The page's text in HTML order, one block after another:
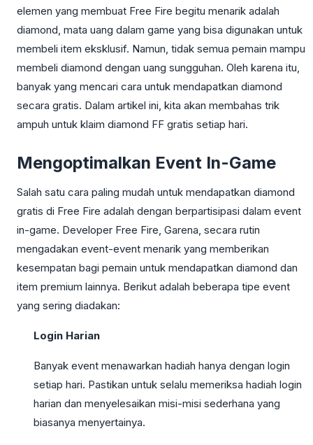
elemen yang membuat Free Fire begitu menarik adalah
diamond, mata uang dalam game yang bisa digunakan untuk
membeli item eksklusif. Namun, tidak semua pemain mampu
membeli diamond dengan uang sungguhan. Oleh karena itu,
banyak yang mencari cara untuk mendapatkan diamond
secara gratis. Dalam artikel ini, kita akan membahas trik
ampuh untuk klaim diamond FF gratis setiap hari.
Mengoptimalkan Event In-Game
Salah satu cara paling mudah untuk mendapatkan diamond
gratis di Free Fire adalah dengan berpartisipasi dalam event
in-game. Developer Free Fire, Garena, secara rutin
mengadakan event-event menarik yang memberikan
kesempatan bagi pemain untuk mendapatkan diamond dan
item premium lainnya. Berikut adalah beberapa tipe event
yang sering diadakan:
Login Harian
Banyak event menawarkan hadiah hanya dengan login
setiap hari. Pastikan untuk selalu memeriksa hadiah login
harian dan menyelesaikan misi-misi sederhana yang
biasanya menyertainya.